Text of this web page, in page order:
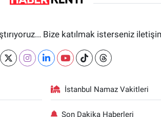
Bize katılmak isterseniz
İstanbul Namaz Vakitleri
Son Dakika Haberleri